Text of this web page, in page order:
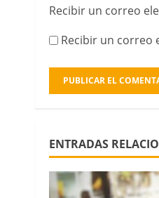
Recibir un correo
Recibir un correo
ENTRADAS